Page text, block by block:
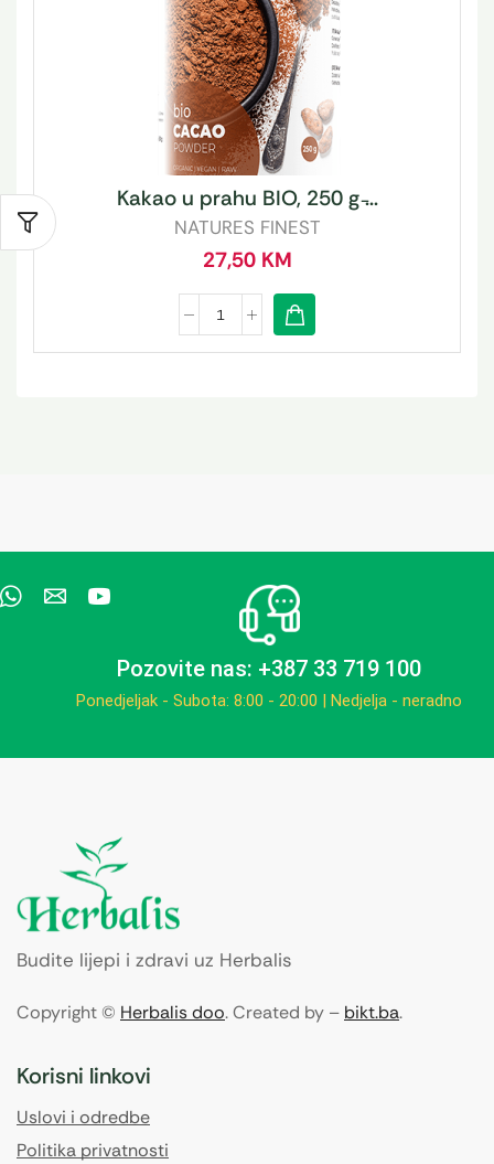
Kakao u prahu BIO, 250 g ̵...
NATURES FINEST
27,50 KM
Pozovite nas: +387 33 719 100
Ponedjeljak - Subota: 8:00 - 20:00 | Nedjelja - neradno
Budite lijepi i zdravi uz Herbalis
Copyright © Herbalis doo. Created by – bikt.ba.
Korisni linkovi
Uslovi i odredbe
Politika privatnosti